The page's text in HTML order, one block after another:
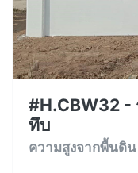
#H.CBW32 -
ทึบ
ความสูงจากพื้นดิน